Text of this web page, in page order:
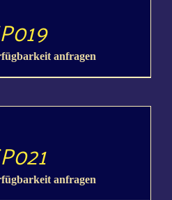
anfragen
anfragen